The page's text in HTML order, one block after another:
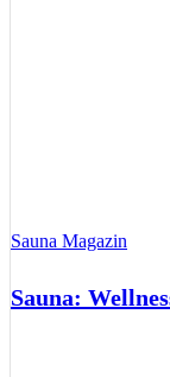
Sauna Magazin
Sauna: